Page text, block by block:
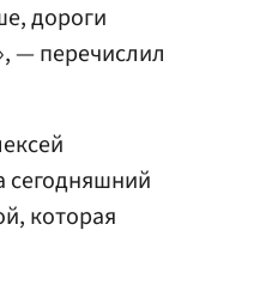
дороги
— перечислил
сегодняшний
которая